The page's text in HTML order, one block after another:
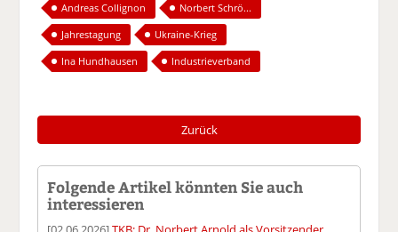
Andreas Collignon
Norbert Schrö...
Jahrestagung
Ukraine-Krieg
Ina Hundhausen
Industrieverband
Zurück
Folgende Artikel könnten Sie auch
interessieren